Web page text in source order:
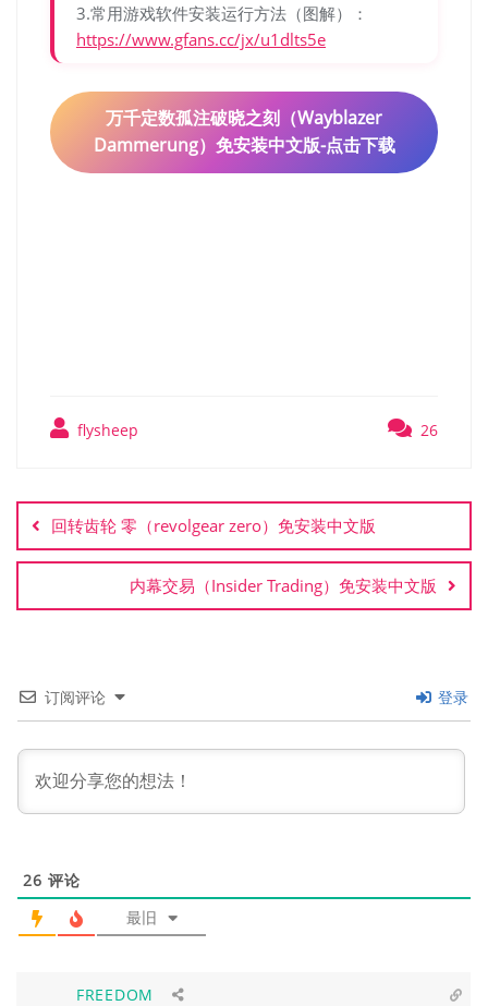
3.常用游戏软件安装运行方法（图解）：
https://www.gfans.cc/jx/u1dlts5e
万千定数孤注破晓之刻（Wayblazer
Dammerung）免安装中文版-点击下载
flysheep 26
章
导
航
回转齿轮 零（revolgear zero）免安装中文版
内幕交易（Insider Trading）免安装中文版
订阅评论 登录
26 评论
最旧
FREEDOM